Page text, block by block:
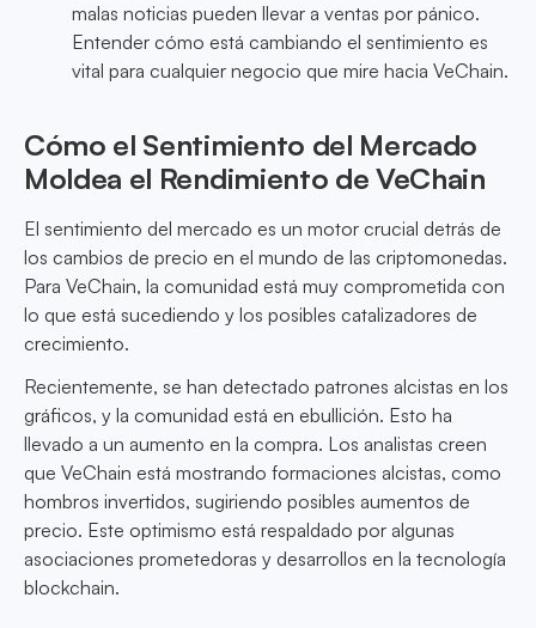
malas noticias pueden llevar a ventas por pánico.
Entender cómo está cambiando el sentimiento es
vital para cualquier negocio que mire hacia VeChain.
Cómo el Sentimiento del Mercado
Moldea el Rendimiento de VeChain
El sentimiento del mercado es un motor crucial detrás de
los cambios de precio en el mundo de las criptomonedas.
Para VeChain, la comunidad está muy comprometida con
lo que está sucediendo y los posibles catalizadores de
crecimiento.
Recientemente, se han detectado patrones alcistas en los
gráficos, y la comunidad está en ebullición. Esto ha
llevado a un aumento en la compra. Los analistas creen
que VeChain está mostrando formaciones alcistas, como
hombros invertidos, sugiriendo posibles aumentos de
precio. Este optimismo está respaldado por algunas
asociaciones prometedoras y desarrollos en la tecnología
blockchain.